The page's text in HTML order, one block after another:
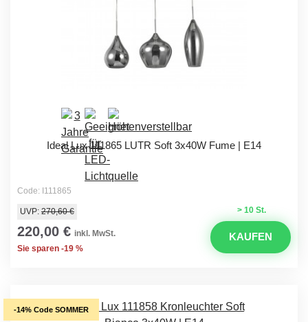
Ideal Lux 111865 LUTR Soft 3x40W Fume | E14
Code: I111865
> 10 St.
UVP: 270,60 €
220,00 € inkl. MwSt.
Sie sparen -19 %
KAUFEN
-14% Code SOMMER